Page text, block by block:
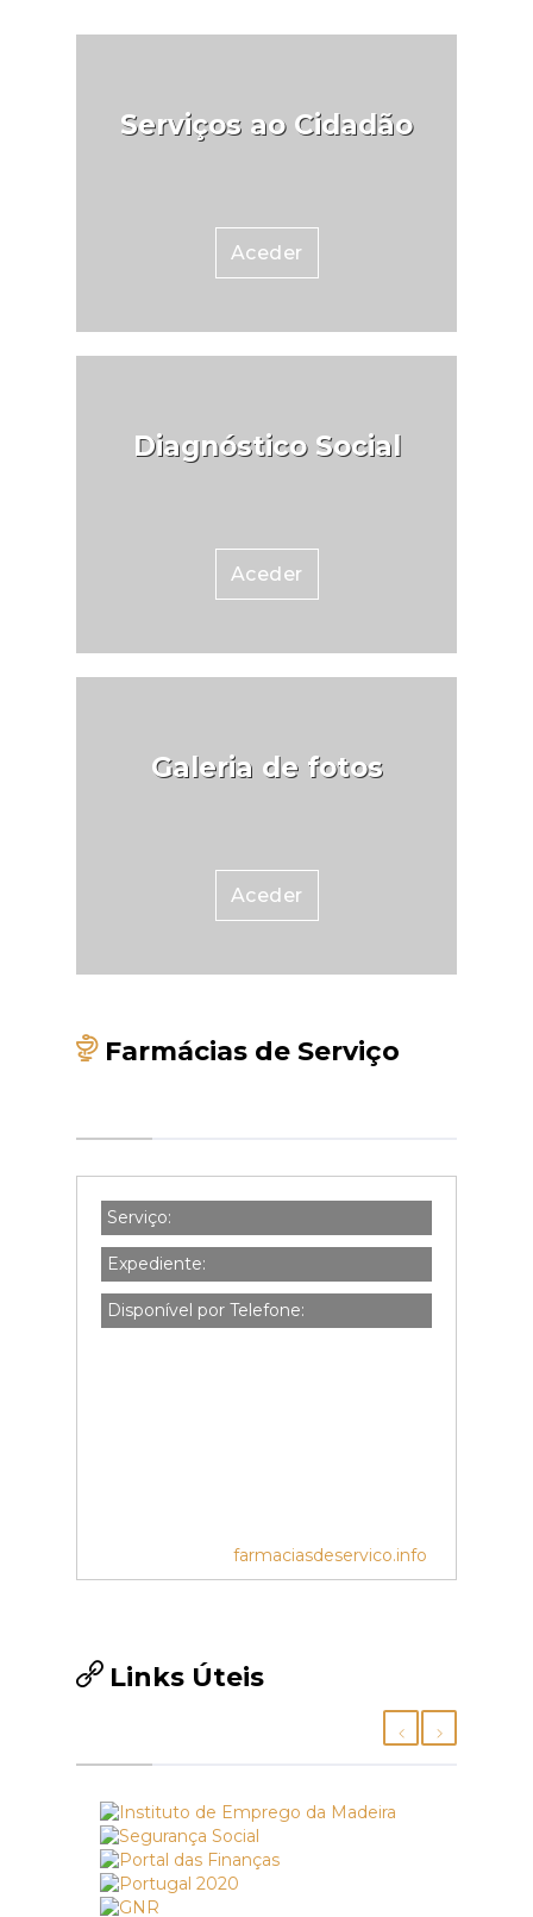
Serviços ao Cidadão
Aceder
Diagnóstico Social
Aceder
Galeria de fotos
Aceder
Farmácias de Serviço
Serviço:
Expediente:
Disponível por Telefone:
farmaciasdeservico.info
Links Úteis